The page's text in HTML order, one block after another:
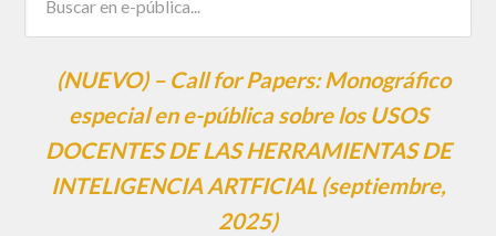
(NUEVO) – Call for Papers: Monográfico
especial en e-pública sobre los USOS
DOCENTES DE LAS HERRAMIENTAS DE
INTELIGENCIA ARTFICIAL (septiembre,
2025)